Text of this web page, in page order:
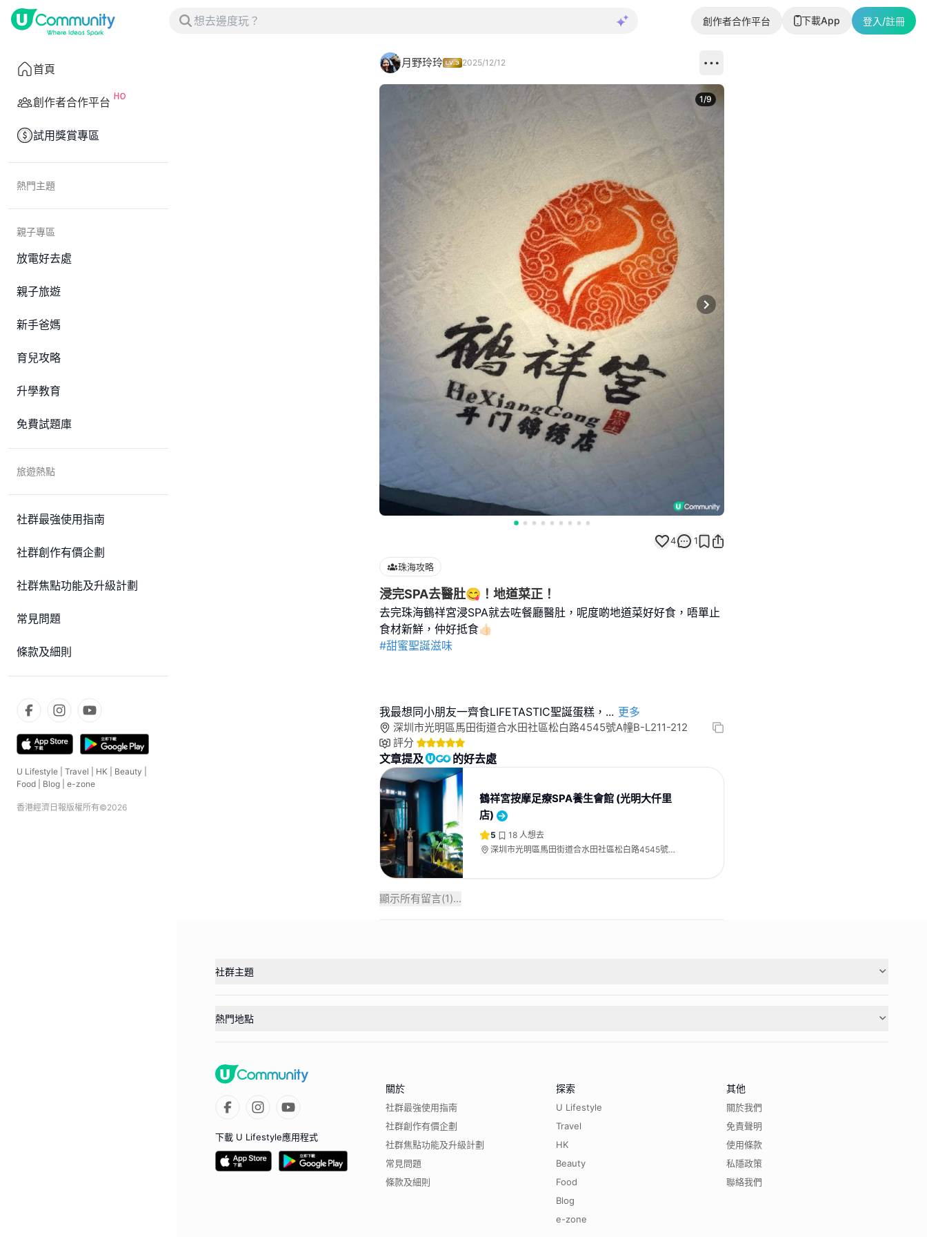
創作者合作平台 下載App 登入/註冊
首頁
創作者合作平台
試用獎賞專區
熱門主題
親子專區
放電好去處
親子旅遊
新手爸媽
育兒攻略
升學教育
免費試題庫
旅遊熱點
社群最強使用指南
社群創作有價企劃
社群焦點功能及升級計劃
常見問題
條款及細則
U Lifestyle Travel HK Beauty
Food
Blog e-zone
香港經濟日報版權所有©2026
月野玲玲 2025/12/12
Next slide
1/9
4 1
珠海攻略
浸完SPA去醫肚😋！地道菜正！
去完珠海鶴祥宮浸SPA就去咗餐廳醫肚，呢度啲地道菜好好食，唔單止
#甜蜜聖誕滋味
我最想同小朋友一齊食LIFETASTIC聖誕蛋糕， ... 更多
深圳市光明區馬田街道合水田社區松白路4545號A幢B-L211-212
評分
文章提及 的好去處
鶴祥宮按摩足療SPA養生會館 (光明大仟里
店)
5 18 人想去
深圳市光明區馬田街道合水田社區松白路4545號A
顯示所有留言(1)...
社群主題
熱門地點
下載 U Lifestyle應用程式
關於
社群最強使用指南
社群創作有價企劃
社群焦點功能及升級計劃
常見問題
條款及細則
探索
U Lifestyle
Travel
HK
Beauty
Food
Blog
e-zone
其他
關於我們
免責聲明
使用條款
私隱政策
聯絡我們